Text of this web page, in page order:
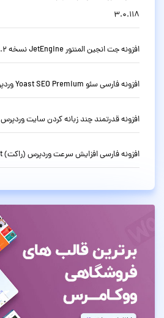
3.0.118
افزونه جت انجین المنتور JetEngine نسخه 3.8.13.2
افزونه فارسی سئو Yoast SEO Premium وردپرس نسخه حرفه ای 28.2
افزونه قدرتمند چند زبانه کردن سایت وردپرس WPML نسخه 4.9.6
افزونه فارسی افزایش سرعت وردپرس (راکت) WP Rocket نسخه 3.23.1